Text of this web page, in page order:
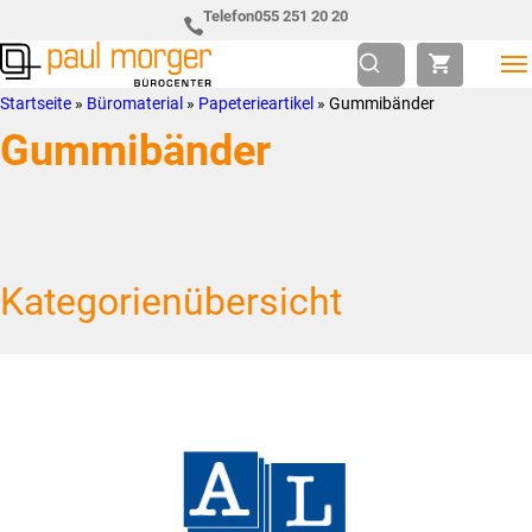
Hauptnavigation
springen
to
main
content
Telefon055 251 20 20
Paul
Morger
AG
so
individuell
wie
Startseite » Büromaterial » Papeterieartikel » Gummibänder
Gummibänder
Kategorienübersicht